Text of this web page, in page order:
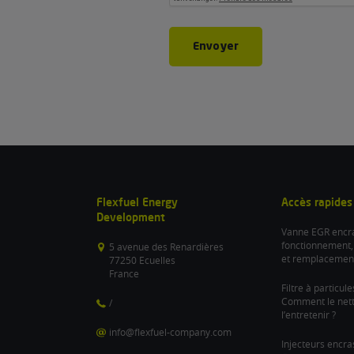
Envoyer
Flexfuel Energy
Development
5 avenue des Renardières
77250 Ecuelles
France
/
info@flexfuel-company.com
Accès rapides
Vanne EGR
et
Filtre à
Comment le
l’entretenir ?
Injecteurs